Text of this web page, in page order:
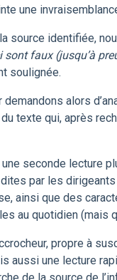
une
source identifiée,
sont faux (jusqu’à
soulignée.
demandons alors
texte qui, après
une seconde lecture
par les dirigeants
ainsi que des
au quotidien (mais
propre à
aussi une lecture